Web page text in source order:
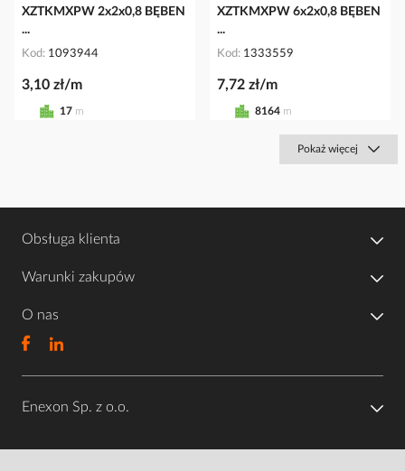
XZTKMXPW 2x2x0,8 BĘBEN
...
Kod 1093944
3,10 zł/m
17 m
XZTKMXPW 6x2x0,8 BĘBEN
...
Kod 1333559
7,72 zł/m
8164 m
Pokaż więcej
Obsługa klienta
Warunki zakupów
O nas
Enexon Sp. z o.o.